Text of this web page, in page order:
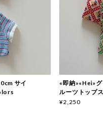
サイ
«即納»«Hei»
ルーツトップ
¥2,250